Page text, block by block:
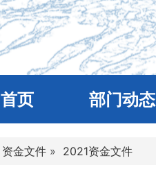
首页 部门动态
资金文件 » 2021资金文件